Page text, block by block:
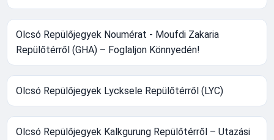
Olcsó Repülőjegyek Noumérat - Moufdi Zakaria
Repülőtérről (GHA) – Foglaljon Könnyedén!
Olcsó Repülőjegyek Lycksele Repülőtérről (LYC)
Olcsó Repülőjegyek Kalkgurung Repülőtérről – Utazási